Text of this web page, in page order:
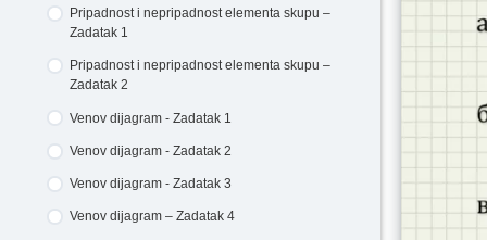
Pripadnost i nepripadnost elementa skupu –
Zadatak 1
Pripadnost i nepripadnost elementa skupu –
Zadatak 2
Venov dijagram - Zadatak 1
Venov dijagram - Zadatak 2
Venov dijagram - Zadatak 3
Venov dijagram – Zadatak 4